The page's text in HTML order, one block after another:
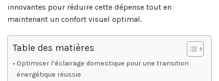
innovantes pour réduire cette dépense tout en
maintenant un confort visuel optimal.
Table des matières
Optimiser l’éclairage domestique pour une transition
énergétique réussie